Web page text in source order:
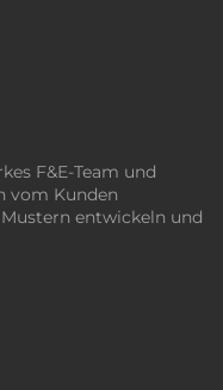
F&E-Team und
vom Kunden
entwickeln und